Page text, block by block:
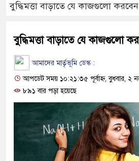
বুদ্ধিমত্তা বাড়াতে যে কাজগুলো করবেন
বুদ্ধিমত্তা বাড়াতে যে কাজগুলো
আমাদের মার্তৃভূমি ডেস্ক :
আপডেট সময় ১০:২১:৩৫ পূর্বাহ্ন, বুধবার, ২
৮৯১ বার পড়া হয়েছে